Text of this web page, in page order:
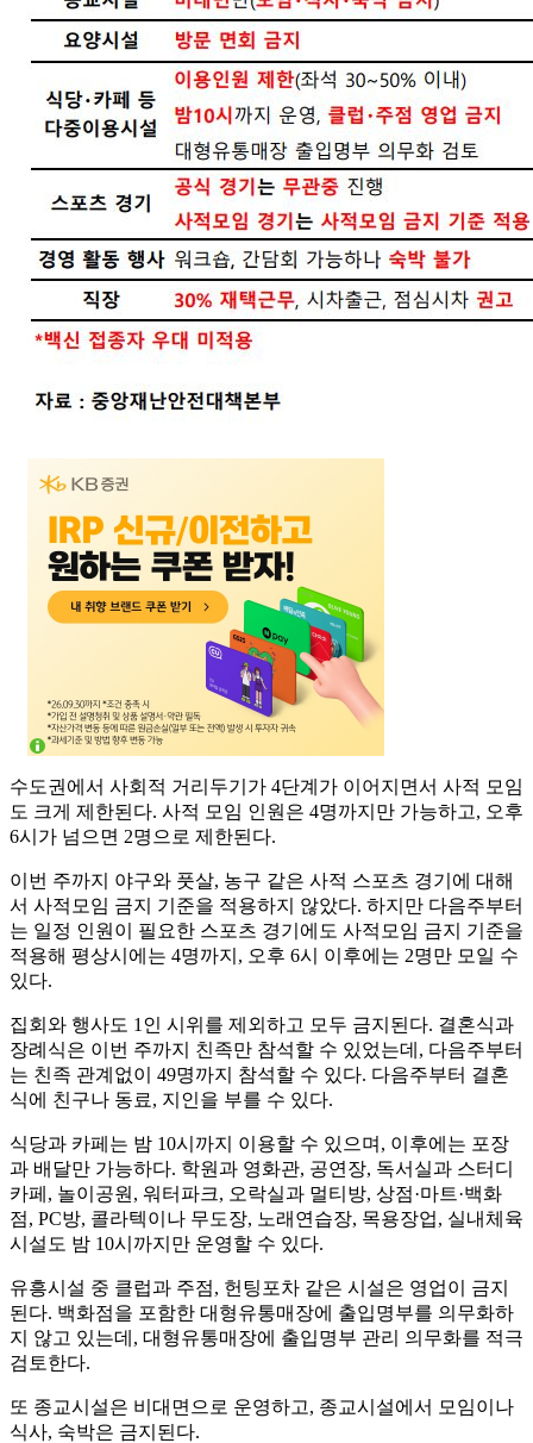
수도권에서 사회적 거리두기가 4단계가 이어지면서 사적 모임
도 크게 제한된다. 사적 모임 인원은 4명까지만 가능하고, 오후
6시가 넘으면 2명으로 제한된다.
이번 주까지 야구와 풋살, 농구 같은 사적 스포츠 경기에 대해
서 사적모임 금지 기준을 적용하지 않았다. 하지만 다음주부터
는 일정 인원이 필요한 스포츠 경기에도 사적모임 금지 기준을
적용해 평상시에는 4명까지, 오후 6시 이후에는 2명만 모일 수
있다.
집회와 행사도 1인 시위를 제외하고 모두 금지된다. 결혼식과
장례식은 이번 주까지 친족만 참석할 수 있었는데, 다음주부터
는 친족 관계없이 49명까지 참석할 수 있다. 다음주부터 결혼
식에 친구나 동료, 지인을 부를 수 있다.
식당과 카페는 밤 10시까지 이용할 수 있으며, 이후에는 포장
과 배달만 가능하다. 학원과 영화관, 공연장, 독서실과 스터디
카페, 놀이공원, 워터파크, 오락실과 멀티방, 상점·마트·백화
점, PC방, 콜라텍이나 무도장, 노래연습장, 목용장업, 실내체육
시설도 밤 10시까지만 운영할 수 있다.
유흥시설 중 클럽과 주점, 헌팅포차 같은 시설은 영업이 금지
된다. 백화점을 포함한 대형유통매장에 출입명부를 의무화하
지 않고 있는데, 대형유통매장에 출입명부 관리 의무화를 적극
검토한다.
또 종교시설은 비대면으로 운영하고, 종교시설에서 모임이나
식사, 숙박은 금지된다.